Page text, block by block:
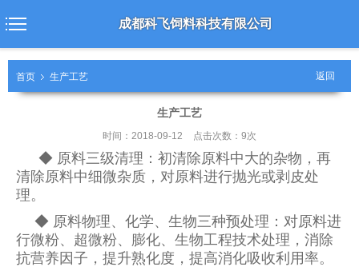
成都科飞饲料科技有限公司
首页 生产工艺 返回
生产工艺
时间：2018-09-12 点击次数：9次
◆ 原料三级清理：初清除原料中大的杂物，再
清除原料中细微杂质，对原料进行抛光或剥皮处
理。
◆ 原料物理、化学、生物三种预处理：对原料进
行微粉、超微粉、膨化、生物工程技术处理，消除
抗营养因子，提升熟化度，提高消化吸收利用率。